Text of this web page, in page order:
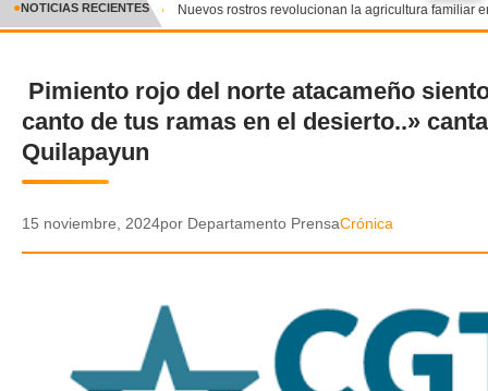
CRÓNICA
DEPORTES
ENTRETENIMIENTO Y CULTURA
VIDEOS
✕
●NOTICIAS RECIENTES Nuevos rostros revolucionan la agricultura familiar
Pimiento rojo del norte atacameño
canto de tus ramas en el desierto..» canta
Quilapayun
15 noviembre, 2024por Departamento PrensaCrónica